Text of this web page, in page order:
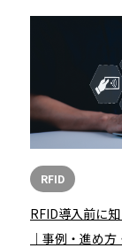
RFID
RFID導入前に
｜事例・進め